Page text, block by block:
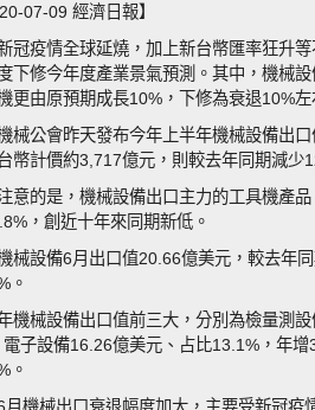
07-09 經濟日報】
冠疫情全球延燒，加上新台幣匯率狂升
下修今年度產業景氣預測。其中，機械
更由原預期成長10%，下修為衰退10%左
械公會昨天發布今年上半年機械設備出
幣計價約3,717億元，則較去年同期減少
意的是，機械設備出口主力的工具機產
，創近十年來同期新低。
械設備6月出口值20.66億美元，較去年
。
年機械設備出口值前三大，分別為檢量測
電子設備16.26億美元、占比13.1%，年
。